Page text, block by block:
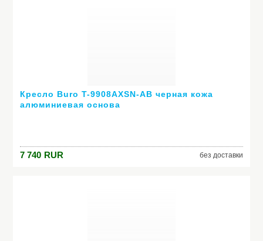
Кресло Buro T-9908AXSN-AB черная кожа
алюминиевая основа
7 740 RUR без доставки